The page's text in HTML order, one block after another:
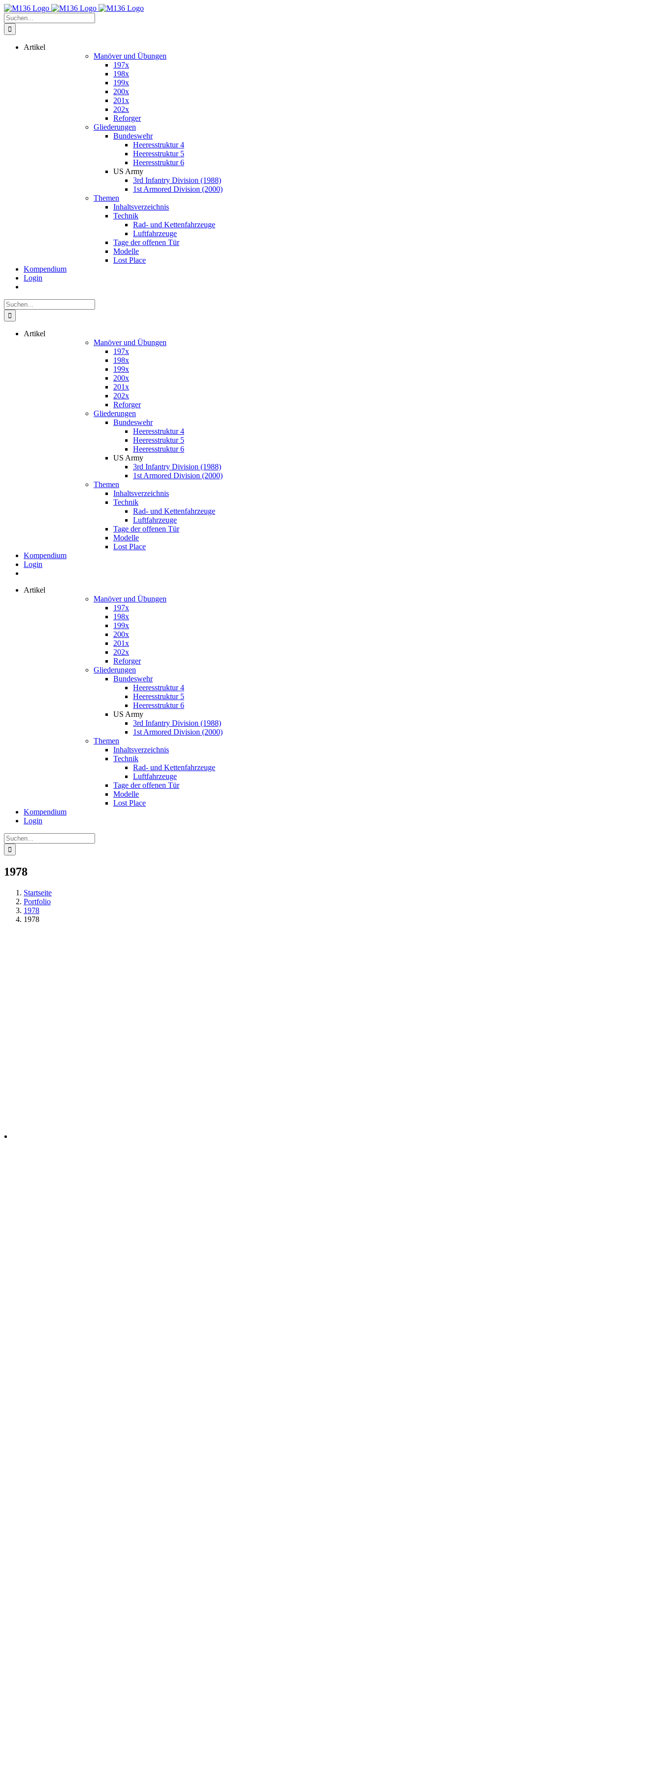
Zum
Inhalt
springen
Suche
nach:
Artikel
Manöver und Übungen
197x
198x
199x
200x
201x
202x
Reforger
Gliederungen
Bundeswehr
Heeresstruktur 4
Heeresstruktur 5
Heeresstruktur 6
US Army
3rd Infantry Division (1988)
1st Armored Division (2000)
Themen
Inhaltsverzeichnis
Technik
Rad- und Kettenfahrzeuge
Luftfahrzeuge
Tage der offenen Tür
Modelle
Lost Place
Kompendium
Login
Suche
nach:
Artikel
Manöver und Übungen
197x
198x
199x
200x
201x
202x
Reforger
Gliederungen
Bundeswehr
Heeresstruktur 4
Heeresstruktur 5
Heeresstruktur 6
US Army
3rd Infantry Division (1988)
1st Armored Division (2000)
Themen
Inhaltsverzeichnis
Technik
Rad- und Kettenfahrzeuge
Luftfahrzeuge
Tage der offenen Tür
Modelle
Lost Place
Kompendium
Login
Artikel
Manöver und Übungen
197x
198x
199x
200x
201x
202x
Reforger
Gliederungen
Bundeswehr
Heeresstruktur 4
Heeresstruktur 5
Heeresstruktur 6
US Army
3rd Infantry Division (1988)
1st Armored Division (2000)
Themen
Inhaltsverzeichnis
Technik
Rad- und Kettenfahrzeuge
Luftfahrzeuge
Tage der offenen Tür
Modelle
Lost Place
Kompendium
Login
Suche
nach:
1978
Startseite
Portfolio
1978
1978